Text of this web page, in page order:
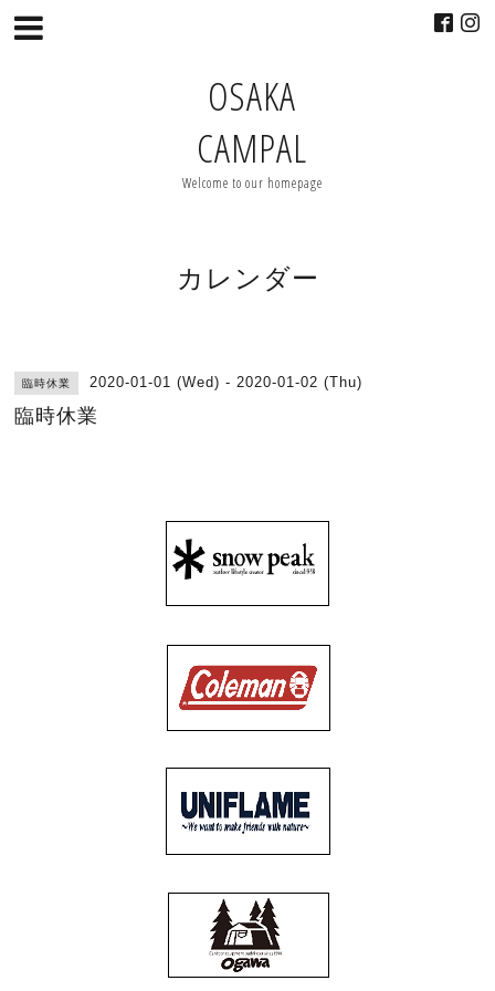
OSAKA
CAMPAL
Welcome to our homepage
カレンダー
臨時休業 2020-01-01 (Wed) - 2020-01-02 (Thu)
臨時休業